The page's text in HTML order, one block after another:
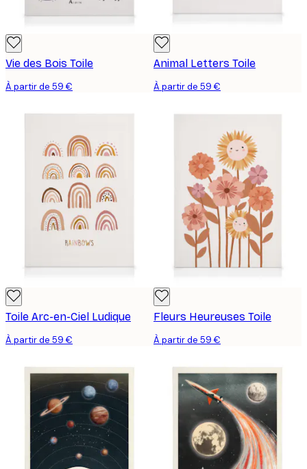
Vie des Bois Toile
À partir de 59 €
Animal Letters Toile
À partir de 59 €
Toile Arc-en-Ciel Ludique
À partir de 59 €
Fleurs Heureuses Toile
À partir de 59 €